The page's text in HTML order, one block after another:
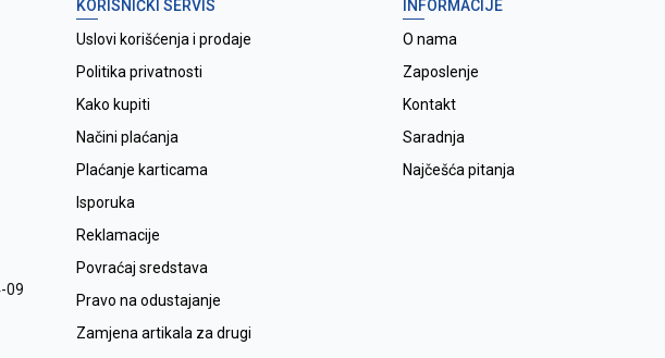
09
KORISNIČKI SERVIS
Uslovi korišćenja i prodaje
Politika privatnosti
Kako kupiti
Načini plaćanja
Plaćanje karticama
Isporuka
Reklamacije
Povraćaj sredstava
Pravo na odustajanje
Zamjena artikala za drugi
INFORMACIJE
O nama
Zaposlenje
Kontakt
Saradnja
Najčešća pitanja